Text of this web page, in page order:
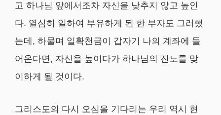
고 하나님 앞에서조차 자신을 낮추지 않고 높인
다. 열심히 일하여 부유하게 된 한 부자도 그러했
는데, 하물며 일확천금이 갑자기 나의 계좌에 들
어온다면, 자신을 높이다가 하나님의 진노를 맞
이하게 될 것이다.
그리스도의 다시 오심을 기다리는 우리 역시 현